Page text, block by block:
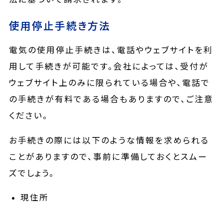
使用停止手続き方法
電気の使用停止手続きは、電話やウェブサイトを利
用して手続きが可能です。会社によっては、受付が
ウェブサイト上のみに限られている場合や、電話で
の手続きが有料である場合もありますので、ご注意
ください。
お手続きの際には以下のような情報を求められる
ことがありますので、事前に準備しておくとスムー
ズでしょう。
現住所